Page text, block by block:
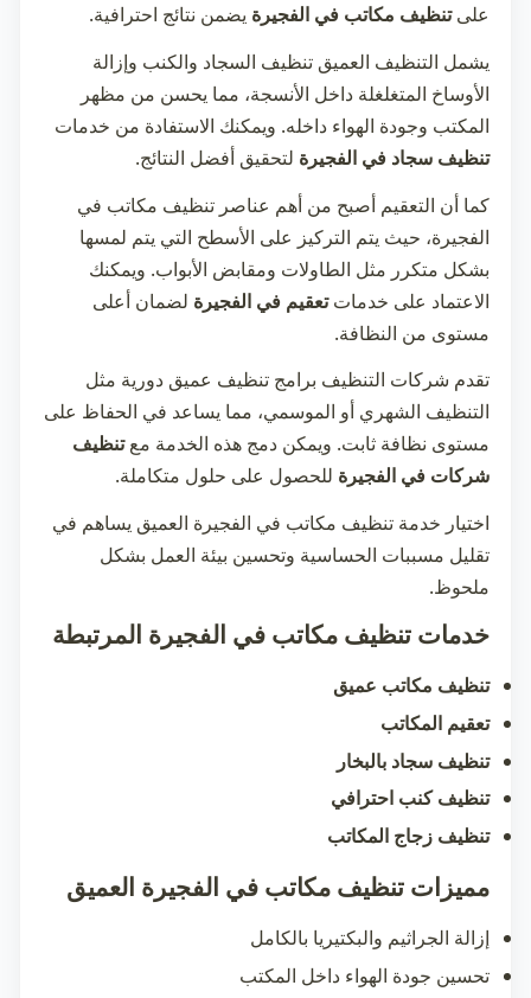
علىتنظيف مكاتب في الفجيرة يضمن نتائج احترافية.
يشمل التنظيف العميق تنظيف السجاد والكنب وإزالة
الأوساخ المتغلغلة داخل الأنسجة، مما يحسن من مظهر
المكتب وجودة الهواء داخله. ويمكنك الاستفادة من خدمات
تنظيف سجاد في الفجيرة لتحقيق أفضل النتائج.
كما أن التعقيم أصبح من أهم عناصر تنظيف مكاتب في
الفجيرة، حيث يتم التركيز على الأسطح التي يتم لمسها
بشكل متكرر مثل الطاولات ومقابض الأبواب. ويمكنك
الاعتماد على خدماتتعقيم في الفجيرة لضمان أعلى
مستوى من النظافة.
تقدم شركات التنظيف برامج تنظيف عميق دورية مثل
التنظيف الشهري أو الموسمي، مما يساعد في الحفاظ على
مستوى نظافة ثابت. ويمكن دمج هذه الخدمة معتنظيف
شركات في الفجيرة للحصول على حلول متكاملة.
اختيار خدمة تنظيف مكاتب في الفجيرة العميق يساهم في
تقليل مسببات الحساسية وتحسين بيئة العمل بشكل
ملحوظ.
خدمات تنظيف مكاتب في الفجيرة المرتبطة
تنظيف مكاتب عميق
تعقيم المكاتب
تنظيف سجاد بالبخار
تنظيف كنب احترافي
تنظيف زجاج المكاتب
مميزات تنظيف مكاتب في الفجيرة العميق
إزالة الجراثيم والبكتيريا بالكامل
تحسين جودة الهواء داخل المكتب